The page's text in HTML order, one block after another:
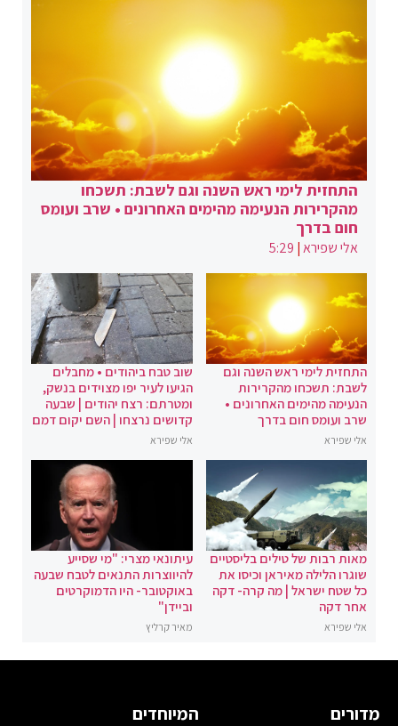
התחזית לימי ראש השנה וגם לשבת: תשכחו
מהקרירות הנעימה מהימים האחרונים • שרב ועומס
חום בדרך
אלי שפירא|
5:29
התחזית לימי ראש השנה וגם
לשבת: תשכחו מהקרירות
הנעימה מהימים האחרונים •
שרב ועומס חום בדרך
אלי שפירא
שוב טבח ביהודים • מחבלים
הגיעו לעיר יפו מצוידים בנשק,
ומטרתם: רצח יהודים | שבעה
קדושים נרצחו | השם יקום דמם
אלי שפירא
מאות רבות של טילים בליסטיים
שוגרו הלילה מאיראן וכיסו את
כל שטח ישראל | מה קרה- דקה
אחר דקה
אלי שפירא
עיתונאי מצרי: "מי שסייע
להיווצרות התנאים לטבח שבעה
באוקטובר- היו הדמוקרטים
וביידן"
מאיר קרליץ
מדורים המיוחדים